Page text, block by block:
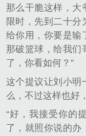
那么干脆这样，大
限时，先到二十分
给你用，你要是输
那破篮球，给我们
了，你看如何？”
这个提议让刘小明
么，不过这样也好
“好，我接受你的
了，就照你说的办